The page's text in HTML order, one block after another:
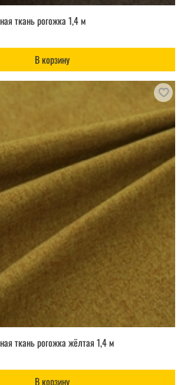
ткань рогожка 1,4 м
В корзину
ткань рогожка жёлтая 1,4 м
В корзину